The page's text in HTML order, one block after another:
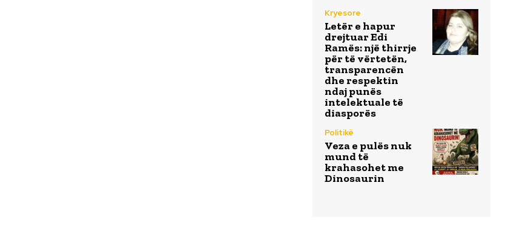
Kryesore
Letër e hapur
drejtuar Edi
Ramës: një thirrje
për të vërtetën,
transparencën
dhe respektin
ndaj punës
intelektuale të
diasporës
Politikë
Veza e pulës nuk
mund të
krahasohet me
Dinosaurin